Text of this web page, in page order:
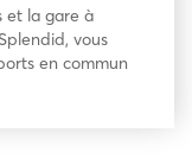
et la gare à
vous
en commun